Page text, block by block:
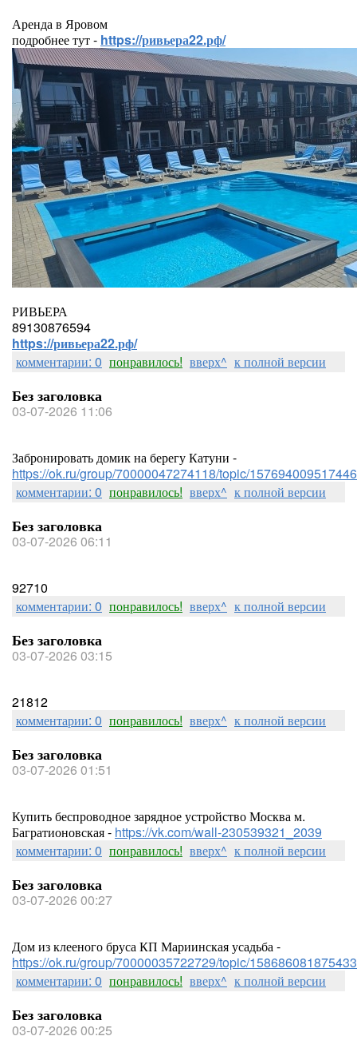
Аренда в Яровом
подробнее тут - https://ривьера22.рф/
РИВЬЕРА
89130876594
https://ривьера22.рф/
комментарии: 0 понравилось! вверх^ к полной версии
Без заголовка
03-07-2026 11:06
Забронировать домик на берегу Катуни -
https://ok.ru/group/70000047274118/topic/157694009517446
комментарии: 0 понравилось! вверх^ к полной версии
Без заголовка
03-07-2026 06:11
92710
комментарии: 0 понравилось! вверх^ к полной версии
Без заголовка
03-07-2026 03:15
21812
комментарии: 0 понравилось! вверх^ к полной версии
Без заголовка
03-07-2026 01:51
Купить беспроводное зарядное устройство Москва м.
Багратионовская - https://vk.com/wall-230539321_2039
комментарии: 0 понравилось! вверх^ к полной версии
Без заголовка
03-07-2026 00:27
Дом из клееного бруса КП Мариинская усадьба -
https://ok.ru/group/70000035722729/topic/158686081875433
комментарии: 0 понравилось! вверх^ к полной версии
Без заголовка
03-07-2026 00:25